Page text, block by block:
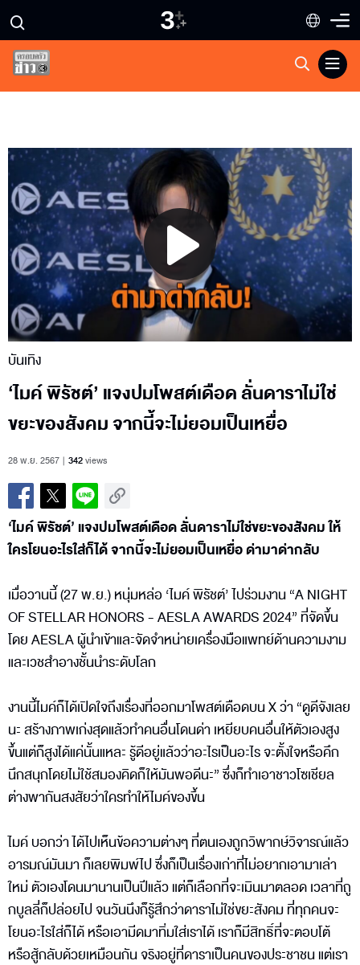
Play
Video
บันเทิง
‘ไมค์ พิรัชต์’ แจงปมโพสต์เดือด ลั่นดาราไม่ใช่
ขยะของสังคม จากนี้จะไม่ยอมเป็นเหยื่อ
28 พ.ย. 2567 342views
‘ไมค์ พิรัชต์’ แจงปมโพสต์เดือด ลั่นดาราไม่ใช่ขยะของสังคม ให้
ใครโยนอะไรใส่ก็ได้ จากนี้จะไม่ยอมเป็นเหยื่อ ด่ามาด่ากลับ
เมื่อวานนี้ (27 พ.ย.) หนุ่มหล่อ ‘ไมค์ พิรัชต์’ ไปร่วมงาน “A NIGHT
OF STELLAR HONORS - AESLA AWARDS 2024” ที่จัดขึ้น
โดย AESLA ผู้นำเข้าและจัดจำหน่ายเครื่องมือแพทย์ด้านความงาม
และเวชสำอางชั้นนำระดับโลก
งานนี้ไมค์ก็ได้เปิดใจถึงเรื่องที่ออกมาโพสต์เดือดบน X ว่า “ดูดีจังเลย
นะ สร้างภาพเก่งสุดแล้วทำคนอื่นโดนด่า เหยียบคนอื่นให้ตัวเองสูง
ขึ้นแต่ก็สูงได้แค่นั้นแหละ รู้ดีอยู่แล้วว่าอะไรเป็นอะไร จะตั้งใจหรือคึก
นึกสนุกโดยไม่ใช้สมองคิดก็ให้มันพอดีนะ” ซึ่งก็ทำเอาชาวโซเชียล
ต่างพากันสงสัยว่าใครทำให้ไมค์ของขึ้น
ไมค์ บอกว่า ได้ไปเห็นข้อความต่างๆ ที่ตนเองถูกวิพากษ์วิจารณ์แล้ว
อารมณ์มันมา ก็เลยพิมพ์ไป ซึ่งก็เป็นเรื่องเก่าที่ไม่อยากเอามาเล่า
ใหม่ ตัวเองโดนมานานเป็นปีแล้ว แต่ก็เลือกที่จะเมินมาตลอด เวลาที่ถู
กบูลลี่ก็ปล่อยไป จนวันนึงก็รู้สึกว่าดาราไม่ใช่ขยะสังคม ที่ทุกคนจะ
โยนอะไรใส่ก็ได้ หรือเอามีดมาทิ่มใส่เราได้ เราก็มีสิทธิ์ที่จะตอบโต้
หรือสู้กลับด้วยเหมือนกัน จริงอยู่ที่ดาราเป็นคนของประชาชน แต่เรา